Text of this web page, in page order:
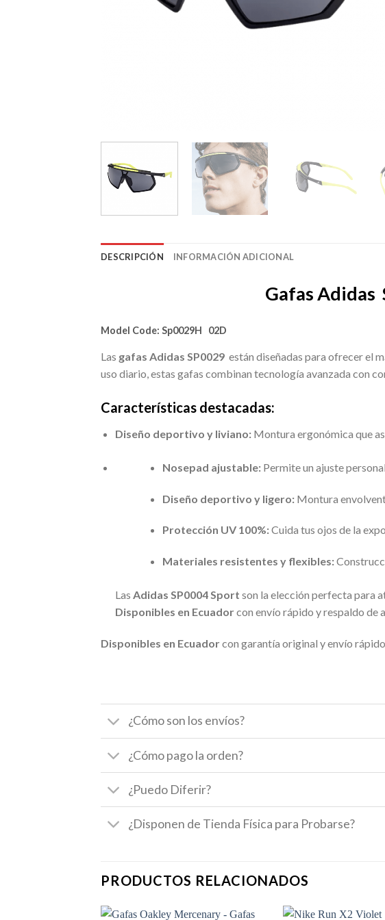
DESCRIPCIÓN INFORMACIÓN ADICIONAL
Gafas Adidas
Model Code: Sp0029H 02D
Las gafas Adidas SP0029 están diseñadas para ofrecer el
uso diario, estas gafas combinan tecnología avanzada con
Características destacadas:
Diseño deportivo y liviano:Montura ergonómica que
Nosepad ajustable:Permite un ajuste
Diseño deportivo y ligero:Montura
Protección UV 100%:Cuida tus ojos de la
Materiales resistentes y flexibles:
Las Adidas SP0004 Sport son la elección perfecta para
Disponibles en Ecuadorcon envío rápido y respaldo de
Disponibles en Ecuadorcon garantía original y envío
¿Cómo son los envíos?
¿Cómo pago la orden?
¿Puedo Diferir?
¿Disponen de Tienda Física para Probarse?
PRODUCTOS RELACIONADOS